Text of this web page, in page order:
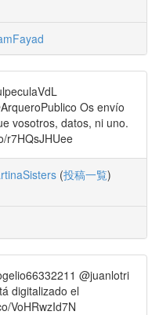
Os envío
vosotros, datos, ni uno.
r7HQsJHUee
(投稿一覧)
@juanlotri
digitalizado el
VoHRwzId7N